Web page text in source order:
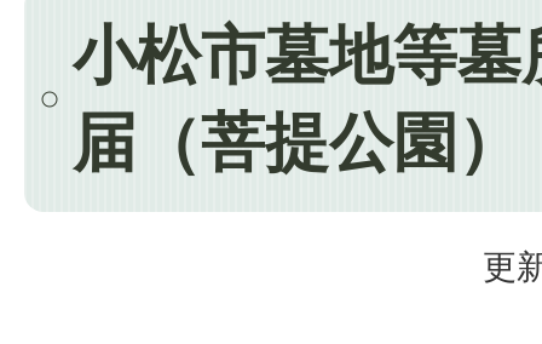
小松市墓地等
届（菩提公園）
更